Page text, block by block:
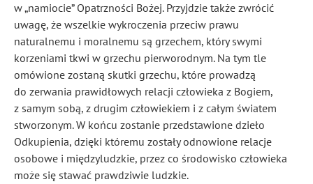
w „namiocie” Opatrzności Bożej. Przyjdzie także zwrócić
uwagę, że wszelkie wykroczenia przeciw prawu
naturalnemu i moralnemu są grzechem, który swymi
korzeniami tkwi w grzechu pierworodnym. Na tym tle
omówione zostaną skutki grzechu, które prowadzą
do zerwania prawidłowych relacji człowieka z Bogiem,
z samym sobą, z drugim człowiekiem i z całym światem
stworzonym. W końcu zostanie przedstawione dzieło
Odkupienia, dzięki któremu zostały odnowione relacje
osobowe i międzyludzkie, przez co środowisko człowieka
może się stawać prawdziwie ludzkie.